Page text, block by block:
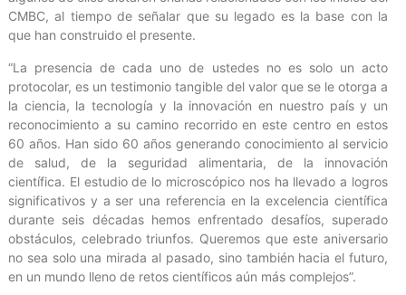
CMBC, al tiempo de señalar que su legado es la base con la
que han construido el presente.
“La presencia de cada uno de ustedes no es solo un acto
protocolar, es un testimonio tangible del valor que se le otorga a
la ciencia, la tecnología y la innovación en nuestro país y un
reconocimiento a su camino recorrido en este centro en estos
60 años. Han sido 60 años generando conocimiento al servicio
de salud, de la seguridad alimentaria, de la innovación
científica. El estudio de lo microscópico nos ha llevado a logros
significativos y a ser una referencia en la excelencia científica
durante seis décadas hemos enfrentado desafíos, superado
obstáculos, celebrado triunfos. Queremos que este aniversario
no sea solo una mirada al pasado, sino también hacia el futuro,
en un mundo lleno de retos científicos aún más complejos”.